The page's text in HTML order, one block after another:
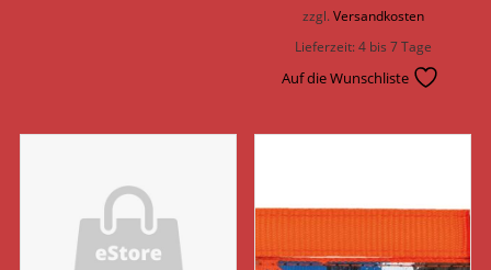
zzgl. Versandkosten
Lieferzeit:4 bis 7 Tage
Auf die Wunschliste